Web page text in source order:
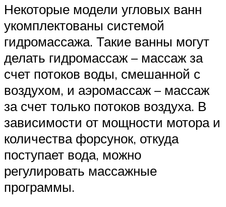
Некоторые модели угловых ванн
укомплектованы системой
гидромассажа. Такие ванны могут
делать гидромассаж – массаж за
счет потоков воды, смешанной с
воздухом, и аэромассаж – массаж
за счет только потоков воздуха. В
зависимости от мощности мотора и
количества форсунок, откуда
поступает вода, можно
регулировать массажные
программы.